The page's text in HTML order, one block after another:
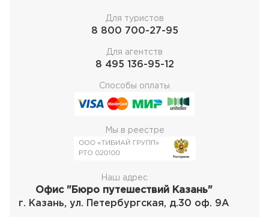
Для туристов
8 800 700-27-95
Для агентств
8 495 136-95-12
Способы оплаты
Мы в реестре
Наш адрес
Офис "Бюро путешествий Казань"
г. Казань, ул. Петербургская, д.30 оф. 9А